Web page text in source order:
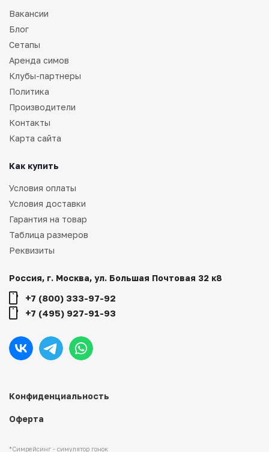
*Симрейсинг - симулятор гонок
Конфиденциальность
Оферта
Вакансии
Блог
Сетапы
Аренда симов
Клубы-партнеры
Политика
Производители
Контакты
Карта сайта
Как купить
Условия оплаты
Условия доставки
Гарантия на товар
Таблица размеров
Реквизиты
Россия, г. Москва, ул. Большая Почтовая 32 к8
+7 (800) 333-97-92
+7 (495) 927-91-93